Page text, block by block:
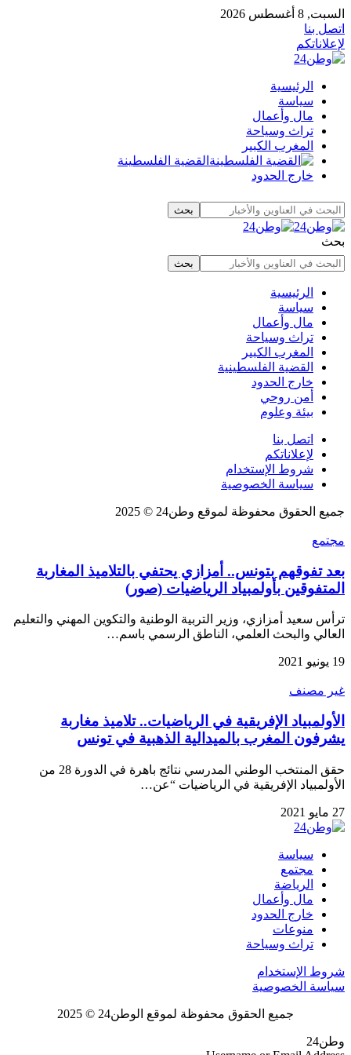
السبت, 8 أغسطس 2026
اتصل بنا
لإعلاناتكم
الرئيسية
سياسة
مال وأعمال
تراث وسياحة
المغرب الكبير
القضية الفلسطينة
خارج الحدود
بحث
الرئيسية
سياسة
مال وأعمال
تراث وسياحة
المغرب الكبير
القضية الفلسطينية
خارج الحدود
أمن روحي
بيئة وعلوم
اتصل بنا
لإعلاناتكم
شروط الإستخدام
سياسة الخصوصية
جميع الحقوق محفوظة لموقع وطن24 © 2025
مجتمع
بعد تفوقهم بتونس.. أمزازي يحتفي بالتلاميذ المغاربة
المتفوقين بأولمبياد الرياضيات (صور)
ترأس سعيد أمزازي، وزير التربية الوطنية والتكوين المهني والتعليم
العالي والبحث العلمي، الناطق الرسمي باسم…
19 يونيو 2021
غير مصنف
الأولمبياد الإفريقية في الرياضيات.. تلاميذ مغاربة
يشرفون المغرب بالميدالية الذهبية في تونس
حقق المنتخب الوطني المدرسي نتائج باهرة في الدورة 28 من
الأولمبياد الإفريقية في الرياضيات “عن…
27 مايو 2021
سياسة
مجتمع
الرياضة
مال وأعمال
خارج الحدود
منوعات
تراث وسياحة
شروط الإستخدام
سياسة الخصوصية
جميع الحقوق محفوظة لموقع الوطن24 © 2025
وطن24